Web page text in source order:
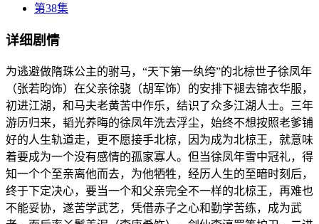
第38集
详细剧情
为逃避做隋珠公主的驸马，“天下第一纨绔”的北椋世子徐凤年
（张若昀饰）在父亲徐骁（胡军饰）的安排下褪去锦衣华服，
初进江湖，和马夫老黄苦中作乐，结识了众多江湖人士。三年
游历归来，韬光养晦的徐凤年洗去浮尘，始终不想按照老爹铺
好的人生轨道走，更不愿接手北椋，因为成为北椋王，就意味
着要成为一个没有感情的孤家寡人。但当徐凤年雪中冠礼，得
知一个个至亲离他而去，为他牺牲，经历人生的至暗时刻后，
终于下定决心，要当一个和父亲完全不一样的北椋王，再难也
不能妥协，遂苦学武艺，凭借赤子之心和勤学苦练，成为武